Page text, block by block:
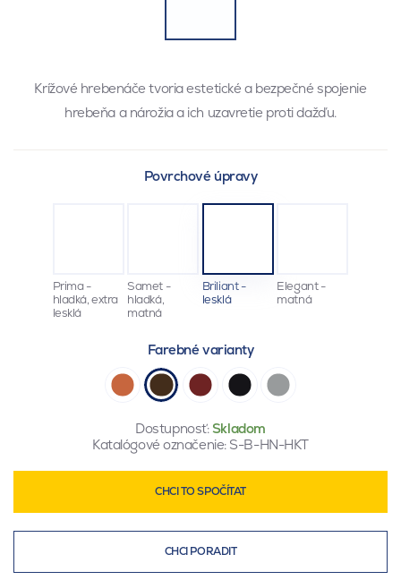
Krížové hrebenáče tvoria estetické a bezpečné spojenie
hrebeňa a nárožia a ich uzavretie proti dažďu.
Povrchové úpravy
Prima -
hladká, extra
lesklá
Samet -
hladká,
matná
Briliant -
lesklá
Elegant -
matná
Farebné varianty
Dostupnosť:Skladom
Katalógové označenie: S-B-HN-HKT
CHCI TO SPOČÍTAT
CHCI PORADIT